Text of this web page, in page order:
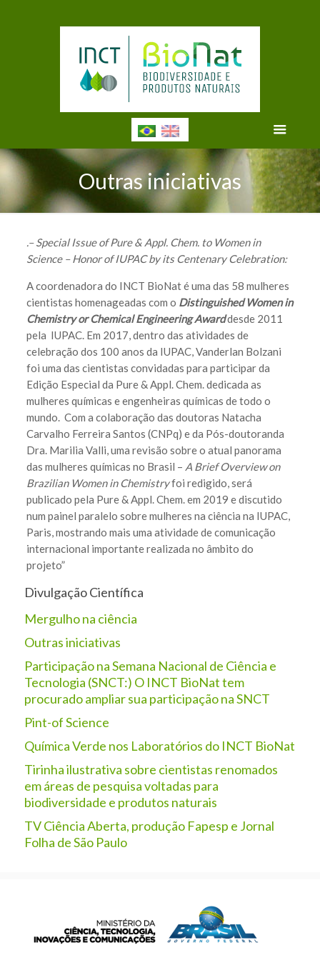
Outras iniciativas
.– Special Issue of Pure & Appl. Chem. to Women in
Science – Honor of IUPAC by its Centenary Celebration:
A coordenadora do INCT BioNat é uma das 58 mulheres
cientistas homenageadas com o Distinguished Women in
Chemistry or Chemical EngineeringAwarddesde 2011
pela IUPAC. Em 2017, dentro das atividades de
celebração dos 100 anos da IUPAC, Vanderlan Bolzani
foi uma das cientistas convidadas para participar da
Edição Especial da Pure & Appl. Chem. dedicada as
mulheres químicas e engenheiras químicas de todo o
mundo. Com a colaboração das doutoras Natacha
Carvalho Ferreira Santos (CNPq) e da Pós-doutoranda
Dra. Marilia Valli, uma revisão sobre o atual panorama
das mulheres químicas no Brasil – A Brief Overview on
Brazilian Women in Chemistryfoi redigido, será
publicado pela Pure & Appl. Chem. em 2019 e discutido
num painel paralelo sobre mulheres na ciência na IUPAC,
Paris, mostrando mais uma atividade de comunicação
internacional importante realizada no âmbito do
projeto”
Divulgação Científica
Mergulho na ciência
Outras iniciativas
Participação na Semana Nacional de Ciência e
Tecnologia (SNCT:) O INCT BioNat tem
procurado ampliar sua participação na SNCT
Pint-of Science
Química Verde nos Laboratórios do INCT BioNat
Tirinha ilustrativa sobre cientistas renomados
em áreas de pesquisa voltadas para
biodiversidade e produtos naturais
TV Ciência Aberta, produção Fapesp e Jornal
Folha de São Paulo